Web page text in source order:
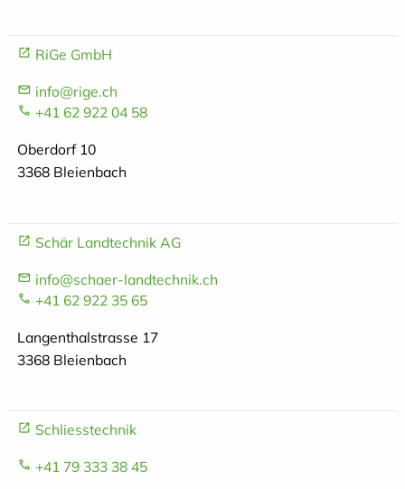
RiGe GmbH
info@rige.ch
+41 62 922 04 58
Oberdorf 10
3368 Bleienbach
Schär Landtechnik AG
info@schaer-landtechnik.ch
+41 62 922 35 65
Langenthalstrasse 17
3368 Bleienbach
Schliesstechnik
+41 79 333 38 45